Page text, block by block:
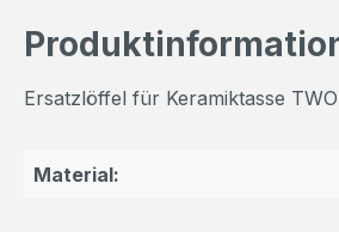
Ersatzlöffel für Keramiktasse
Material: